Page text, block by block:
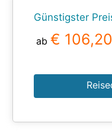
Günstigster
ab € 106,20